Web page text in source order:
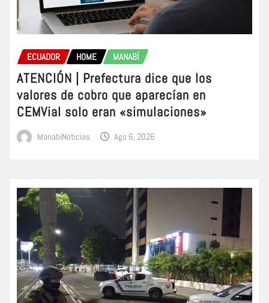
ECUADOR HOME MANABÍ
ATENCIÓN | Prefectura dice que los
valores de cobro que aparecían en
CEMVial solo eran «simulaciones»
ManabiNoticias Ago 6, 2026